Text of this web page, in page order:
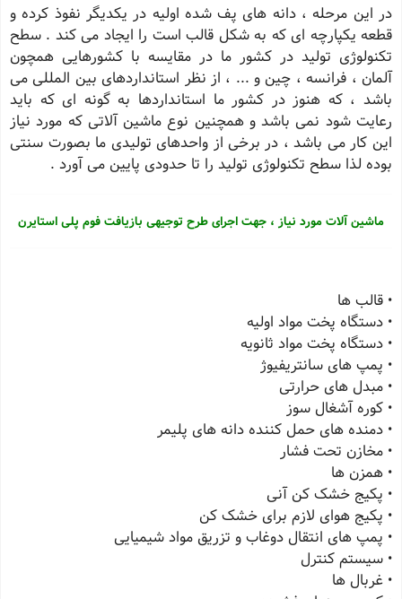
در این مرحله ، دانه های پف شده اولیه در یکدیگر نفوذ کرده و
قطعه یکپارچه ای که به شکل قالب است را ایجاد می کند . سطح
تکنولوژی تولید در کشور ما در مقایسه با کشورهایی همچون
آلمان ، فرانسه ، چین و ... ، از نظر استانداردهای بین المللی می
باشد ، که هنوز در کشور ما استانداردها به گونه ای که باید
رعایت شود نمی باشد و همچنین نوع ماشین آلاتی که مورد نیاز
این کار می باشد ، در برخی از واحدهای تولیدی ما بصورت سنتی
بوده لذا سطح تکنولوژی تولید را تا حدودی پایین می آورد .
ماشین آلات مورد نیاز ، جهت اجرای طرح توجیهی بازیافت فوم پلی استایرن
• قالب ها
• دستگاه پخت مواد اولیه
• دستگاه پخت مواد ثانویه
• پمپ های سانتریفیوژ
• مبدل های حرارتی
• کوره آشغال سوز
• دمنده های حمل کننده دانه های پلیمر
• مخازن تحت فشار
• همزن ها
• پکیج خشک کن آنی
• پکیج هوای لازم برای خشک کن
• پمپ های انتقال دوغاب و تزریق مواد شیمیایی
• سیستم کنترل
• غربال ها